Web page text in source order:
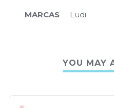
MARCAS Ludi
YOU MAY